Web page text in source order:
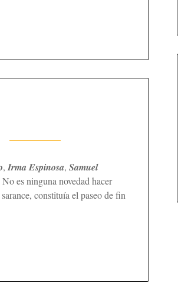
𝑰𝒓𝒎𝒂 𝑬𝒔𝒑𝒊𝒏𝒐𝒔𝒂, 𝑺𝒂𝒎𝒖𝒆𝒍
No es ninguna novedad hacer
constituía el paseo de fin